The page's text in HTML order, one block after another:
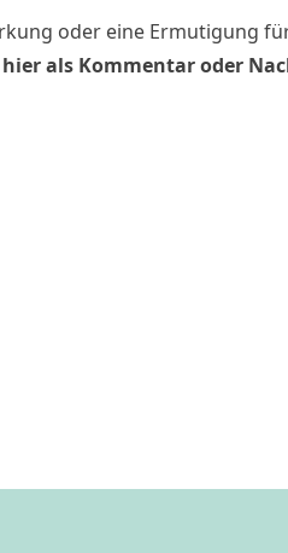
oder eine Ermutigung
hier als Kommentar oder